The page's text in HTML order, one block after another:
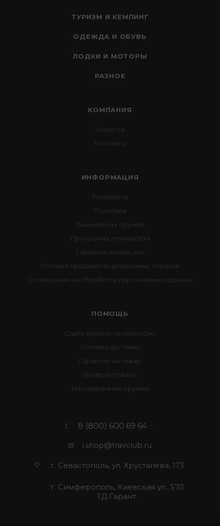
ТУРИЗМ И КЕМПИНГ
ОДЕЖДА И ОБУВЬ
ЛОДКИ И МОТОРЫ
РАЗНОЕ
КОМПАНИЯ
Новости
Контакты
ИНФОРМАЦИЯ
Реквизиты
Политика
Лицензия на оружие
Программа лояльности
Гарантия низких цен
Условия продажи лицензионных товаров
Соглашение на обработку персональных данных
ПОМОЩЬ
Сдать оружие на комиссию
Условия доставки
Гарантия на товар
Возврат товара
Наследование оружия
8 (800) 600 69 64
i.shop@travclub.ru
г. Севастополь, ул. Хрусталева, 173
г. Симферополь, Киевская ул., 57/1
ТД Гарант